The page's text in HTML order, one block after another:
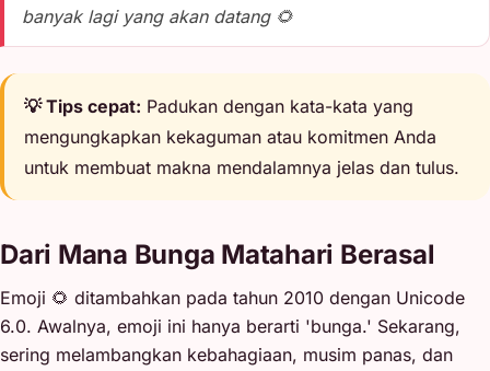
banyak lagi yang akan datang 🌻
💡 Tips cepat: Padukan dengan kata-kata yang
mengungkapkan kekaguman atau komitmen Anda
untuk membuat makna mendalamnya jelas dan tulus.
Dari Mana Bunga Matahari Berasal
Emoji 🌻 ditambahkan pada tahun 2010 dengan Unicode
6.0. Awalnya, emoji ini hanya berarti 'bunga.' Sekarang,
sering melambangkan kebahagiaan, musim panas, dan